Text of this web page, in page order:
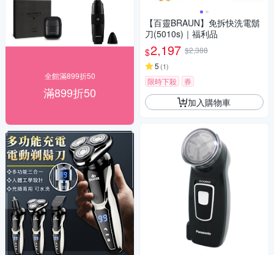
全館滿899折50
滿899折50
【百靈BRAUN】免拆快洗電鬍
刀(5010s)｜福利品
$2,197 $2,388
5 (1)
限時下殺 券
加入購物車